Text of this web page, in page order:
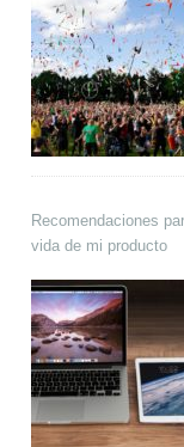
Recomendaciones
vida de mi producto